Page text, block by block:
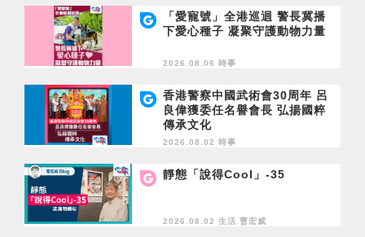
「愛寵號」全港巡迴 警長冀播
下愛心種子 凝聚守護動物力量
2026.08.06 時事
香港警察中國武術會30周年 呂
良偉獲委任名譽會長 弘揚國粹
傳承文化
2026.08.02 時事
靜態「說得Cool」-35
2026.08.02 生活 曹宏威